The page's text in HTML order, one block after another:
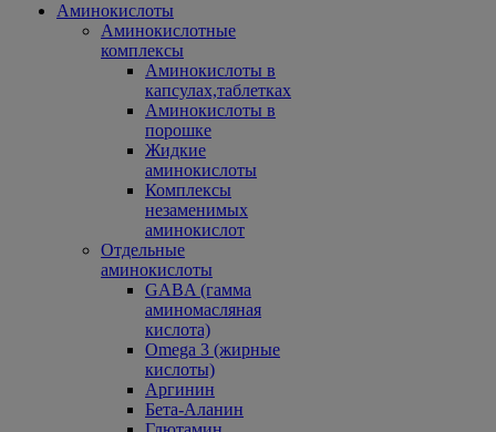
Аминокислоты
Аминокислотные
комплексы
Аминокислоты в
капсулах,таблетках
Аминокислоты в
порошке
Жидкие
аминокислоты
Комплексы
незаменимых
аминокислот
Отдельные
аминокислоты
GABA (гамма
аминомасляная
кислота)
Omega 3 (жирные
кислоты)
Аргинин
Бета-Аланин